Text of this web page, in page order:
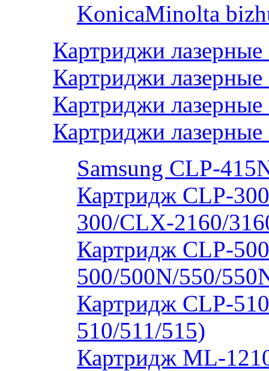
KonicaMinolta
Картриджи
Картриджи лазерные
Картриджи лазерные
Картриджи лазерные
Samsung CLP-
Картридж CLP-
300/CLX-2160/
Картридж CLP-
500/500N/550/
Картридж CLP-
510/511/515)
Картридж ML-